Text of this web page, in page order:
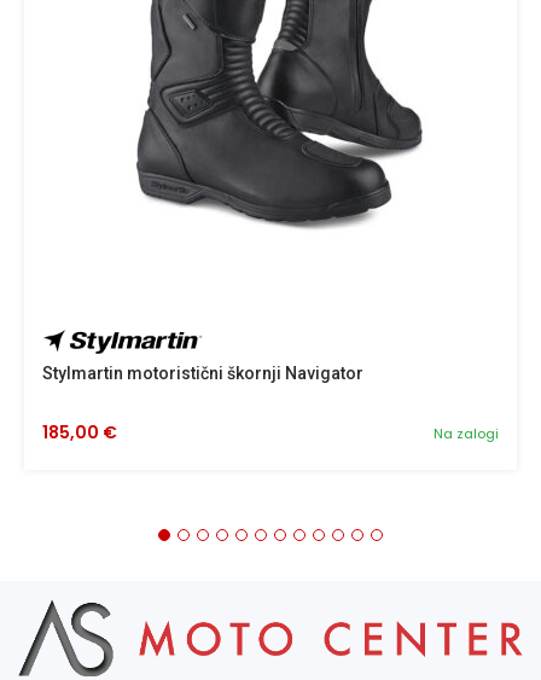
Stylmartin motoristični škornji Navigator
Na zalogi
185,00 €